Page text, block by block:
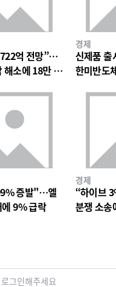
억 전망”…
해소에 18만 원
경제
신제품
한미반도
증발"…엘
9% 급락
경제
“하이브
분쟁 소송
그인해주세요